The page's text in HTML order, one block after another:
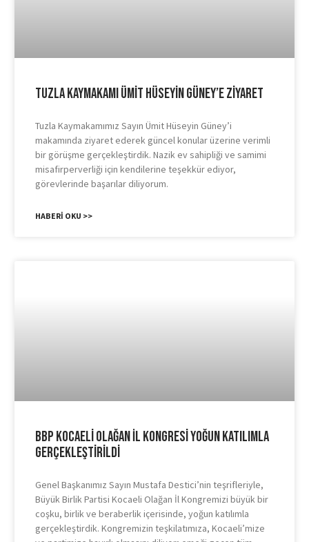
Tuzla Kaymakamı Ümit Hüseyin Güney’e Ziyaret
Tuzla Kaymakamımız Sayın Ümit Hüseyin Güney’i
makamında ziyaret ederek güncel konular üzerine verimli
bir görüşme gerçekleştirdik. Nazik ev sahipliği ve samimi
misafirperverliği için kendilerine teşekkür ediyor,
görevlerinde başarılar diliyorum.
HABERI OKU >>
BBP Kocaeli Olağan İl Kongresi Yoğun Katılımla
Gerçekleştirildi
Genel Başkanımız Sayın Mustafa Destici’nin teşrifleriyle,
Büyük Birlik Partisi Kocaeli Olağan İl Kongremizi büyük bir
coşku, birlik ve beraberlik içerisinde, yoğun katılımla
gerçekleştirdik. Kongremizin teşkilatımıza, Kocaeli’mize